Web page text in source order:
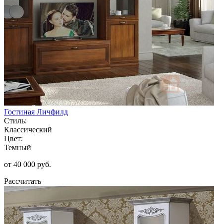
Гостиная Личфилд
Стиль:
Классический
Цвет:
Темный
от 40 000 руб.
Рассчитать